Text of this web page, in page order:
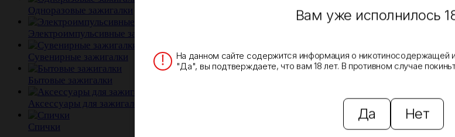
Одноразовые зажигалки
Электроимпульсивные зажигалки
Сувенирные зажигалки
Бытовые зажигалки
Аксессуары для зажигалок
Спички
Вам уже исполнилось
На данном сайте содержится информация о никотиносодержащей
"Да", вы подтверждаете, что вам 18 лет. В противном случае
Да Нет